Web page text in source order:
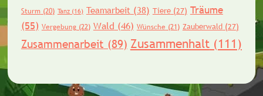
Sturm(20) Tanz(16) Teamarbeit(38) Tiere(27) Träume
(55) Vergebung(22) Wald (46) Wünsche (21) Zauberwald(27)
Zusammenarbeit (89) Zusammenhalt(111)